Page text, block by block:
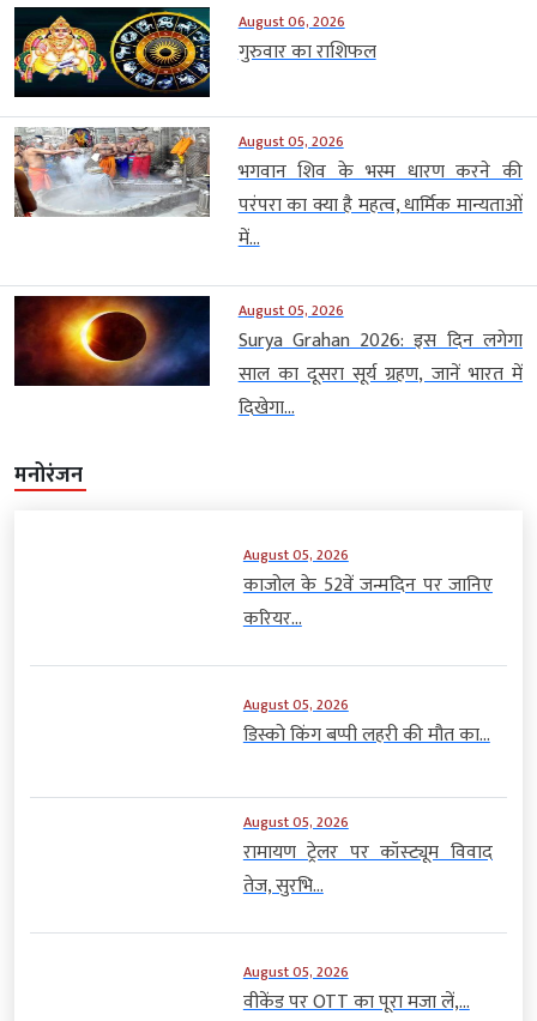
August 06, 2026
गुरुवार का राशिफल
August 05, 2026
भगवान शिव के भस्म धारण करने की
परंपरा का क्या है महत्व, धार्मिक मान्यताओं
में...
August 05, 2026
Surya Grahan 2026: इस दिन लगेगा
साल का दूसरा सूर्य ग्रहण, जानें भारत में
दिखेगा...
मनोरंजन
August 05, 2026
काजोल के 52वें जन्मदिन पर जानिए
करियर...
August 05, 2026
डिस्को किंग बप्पी लहरी की मौत का...
August 05, 2026
रामायण ट्रेलर पर कॉस्ट्यूम विवाद
तेज, सुरभि...
August 05, 2026
वीकेंड पर OTT का पूरा मजा लें,...